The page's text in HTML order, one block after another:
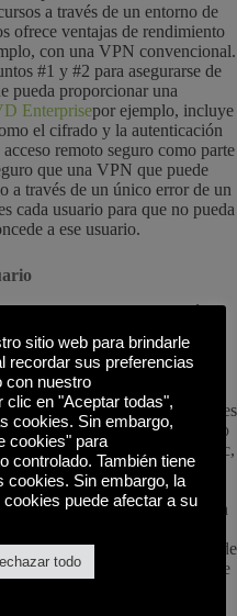
a través de un entorno de
ofrece ventajas de rendimiento
con una VPN convencional.
#1 y #2 para asegurarse de
pueda proporcionar una
Enterprisepor ejemplo, incluye
el cifrado y la autenticación
remoto seguro como parte
que una VPN que puede
a través de un único error de un
cada usuario para que no pueda
a ese usuario.
un papel importante en el éxito
es un problema que ha
administradores de soluciones
Citrix Virtual Apps and
es que quiera
y aplicaciones virtuales
de red, incluido el acceso
para plataformas como Mac,
querrá que la experiencia
la aceptación del usuario
de todo, ¿qué valor tendrá una
de sesión, sesiones
Implemente herramientas de
y solucionar los cuellos de
de los usuarios.
sitio web para brindarle
recordar sus preferencias
con nuestro
clic en "Aceptar todas",
cookies. Sin embargo,
cookies" para
controlado. También tiene
cookies. Sin embargo, la
puede afectar a su
todo